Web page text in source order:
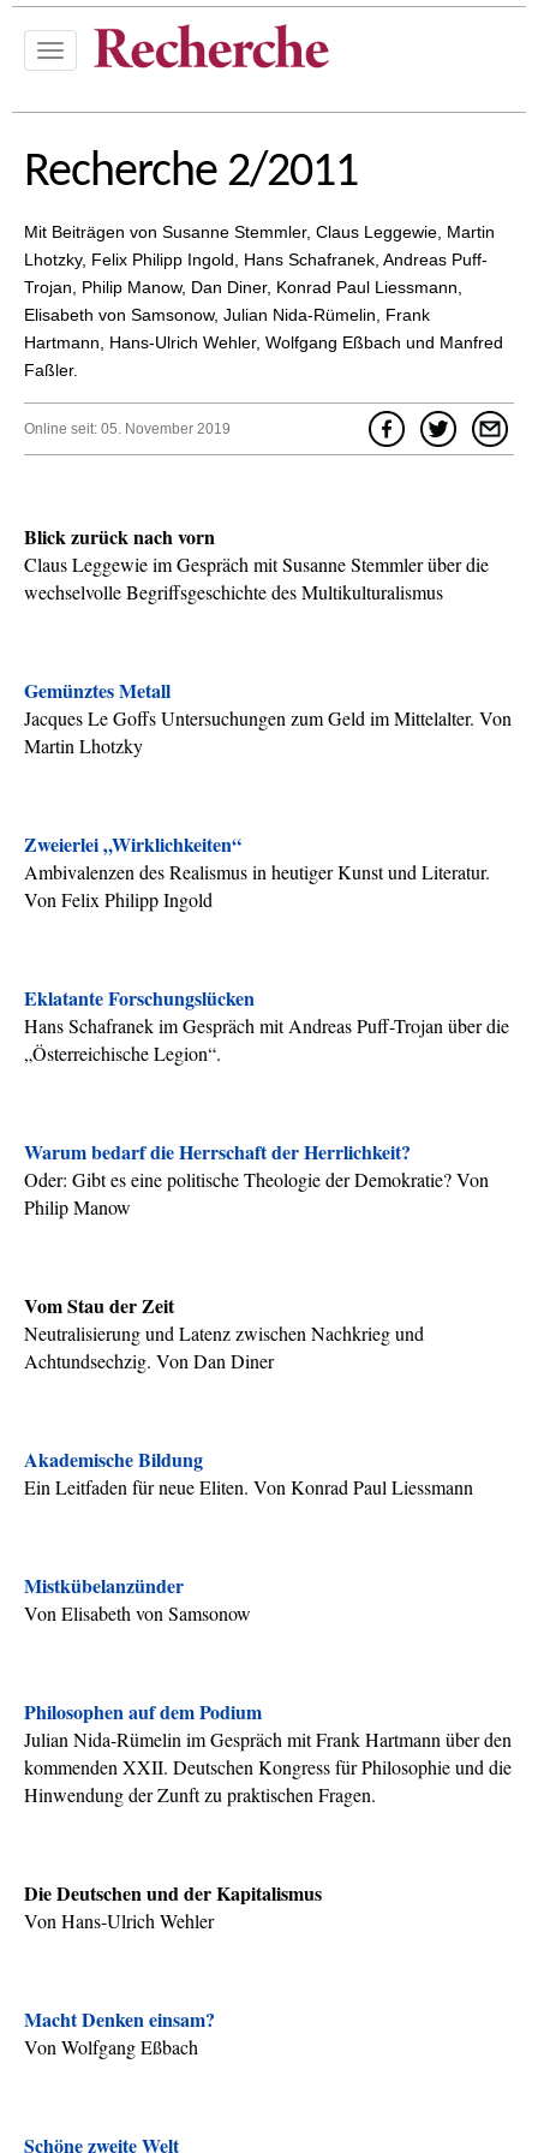
T
o
e
i
g
a
t
i
Recherche 2/2011
Mit Beiträgen von Susanne Stemmler, Claus Leggewie, Martin
Lhotzky, Felix Philipp Ingold, Hans Schafranek, Andreas Puff-
Trojan, Philip Manow, Dan Diner, Konrad Paul Liessmann,
Elisabeth von Samsonow, Julian Nida-Rümelin, Frank
Hartmann, Hans-Ulrich Wehler, Wolfgang Eßbach und Manfred
Faßler.
Online seit: 05. November 2019
Blick zurück nach vorn
Claus Leggewie im Gespräch mit Susanne Stemmler über die
wechselvolle Begriffsgeschichte des Multikulturalismus
Gemünztes Metall
Jacques Le Goffs Untersuchungen zum Geld im Mittelalter. Von
Martin Lhotzky
Zweierlei „Wirklichkeiten“
Ambivalenzen des Realismus in heutiger Kunst und Literatur.
Von Felix Philipp Ingold
Eklatante Forschungslücken
Hans Schafranek im Gespräch mit Andreas Puff-Trojan über die
„Österreichische Legion“.
Warum bedarf die Herrschaft der Herrlichkeit?
Oder: Gibt es eine politische Theologie der Demokratie? Von
Philip Manow
Vom Stau der Zeit
Neutralisierung und Latenz zwischen Nachkrieg und
Achtundsechzig. Von Dan Diner
Akademische Bildung
Ein Leitfaden für neue Eliten. Von Konrad Paul Liessmann
Mistkübelanzünder
Von Elisabeth von Samsonow
Philosophen auf dem Podium
Julian Nida-Rümelin im Gespräch mit Frank Hartmann über den
kommenden XXII. Deutschen Kongress für Philosophie und die
Hinwendung der Zunft zu praktischen Fragen.
Die Deutschen und der Kapitalismus
Von Hans-Ulrich Wehler
Macht Denken einsam?
Von Wolfgang Eßbach
Schöne zweite Welt